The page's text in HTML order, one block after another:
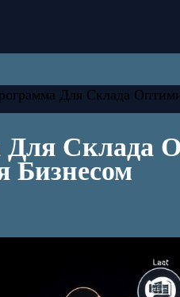
Для Склада
Склада
Бизнесом